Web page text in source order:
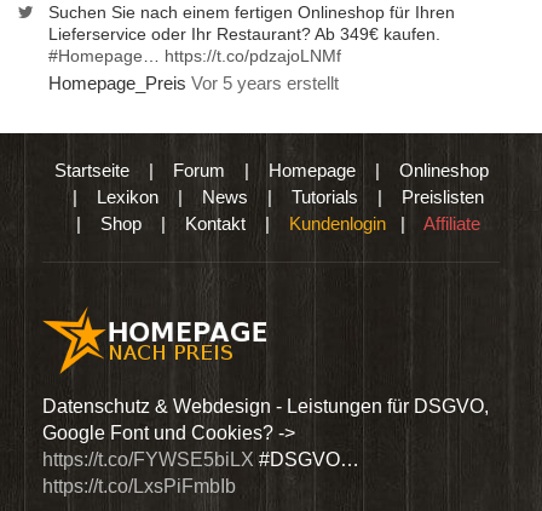
Suchen Sie nach einem fertigen Onlineshop für Ihren
Lieferservice oder Ihr Restaurant? Ab 349€ kaufen.
#Homepage
https://t.co/pdzajoLNMf
Homepage_Preis Vor 5 years erstellt
Startseite| Forum | Homepage| Onlineshop
| Lexikon | News | Tutorials | Preislisten
| Shop | Kontakt | Kundenlogin | Affiliate
Datenschutz & Webdesign - Leistungen für DSGVO,
Google Font und Cookies? ->
https://t.co/FYWSE5biLX #DSGVO…
https://t.co/LxsPiFmbIb